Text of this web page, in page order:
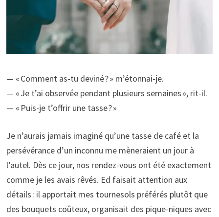
— « Comment as-tu deviné ? » m’étonnai-je.
— « Je t’ai observée pendant plusieurs semaines », rit-il.
— « Puis-je t’offrir une tasse ? »
Je n’aurais jamais imaginé qu’une tasse de café et la
persévérance d’un inconnu me mèneraient un jour à
l’autel. Dès ce jour, nos rendez-vous ont été exactement
comme je les avais rêvés. Ed faisait attention aux
détails : il apportait mes tournesols préférés plutôt que
des bouquets coûteux, organisait des pique-niques avec